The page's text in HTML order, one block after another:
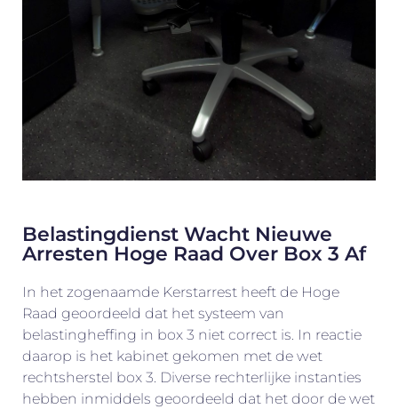
Belastingdienst Wacht Nieuwe
Arresten Hoge Raad Over Box 3 Af
In het zogenaamde Kerstarrest heeft de Hoge
Raad geoordeeld dat het systeem van
belastingheffing in box 3 niet correct is. In reactie
daarop is het kabinet gekomen met de wet
rechtsherstel box 3. Diverse rechterlijke instanties
hebben inmiddels geoordeeld dat het door de wet